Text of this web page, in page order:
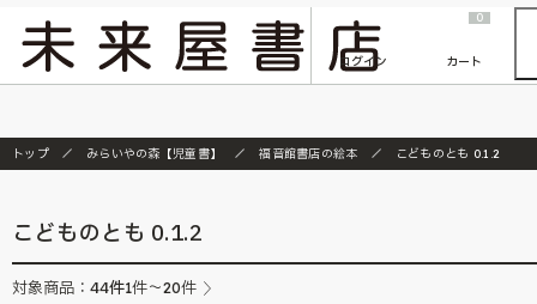
『ONE PIECE magazine 021 ONE PIECEカード付き同梱版』発売延期のご案内
ログイン
0
カート
トップ みらいやの森【児童書】 福音館書店の絵本 こどものとも 0.1.2
こどものとも 0.1.2
対象商品： 44件1件～20件